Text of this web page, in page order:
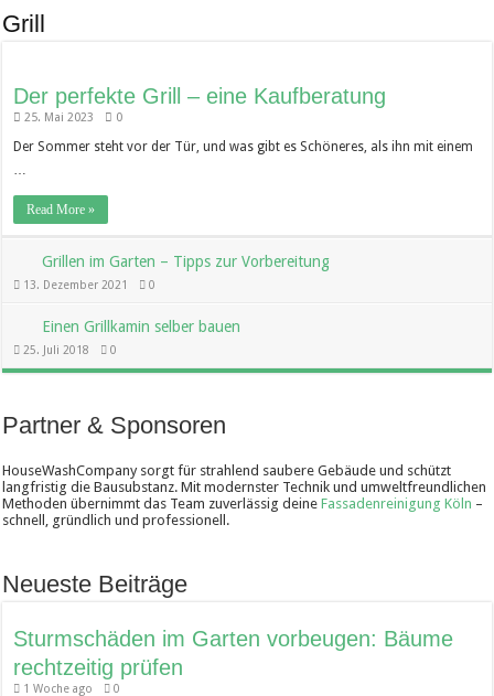
Grill
Der perfekte Grill – eine Kaufberatung
25. Mai 2023 0
Der Sommer steht vor der Tür, und was gibt es Schöneres, als ihn mit einem
Read More »
Grillen im Garten – Tipps zur Vorbereitung
13. Dezember 2021 0
Einen Grillkamin selber bauen
25. Juli 2018 0
Partner & Sponsoren
HouseWashCompany sorgt für strahlend saubere Gebäude und schützt
langfristig die Bausubstanz. Mit modernster Technik und umweltfreundlichen
Methoden übernimmt das Team zuverlässig deineFassadenreinigung Köln –
schnell, gründlich und professionell.
Neueste Beiträge
Sturmschäden im Garten vorbeugen: Bäume
rechtzeitig prüfen
1 Woche ago 0